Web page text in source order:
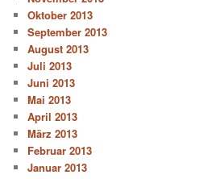
Oktober 2013
September 2013
August 2013
Juli 2013
Juni 2013
Mai 2013
April 2013
März 2013
Februar 2013
Januar 2013